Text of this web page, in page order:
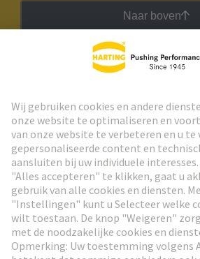
Naar boven
Ga naar registratie
Social Media